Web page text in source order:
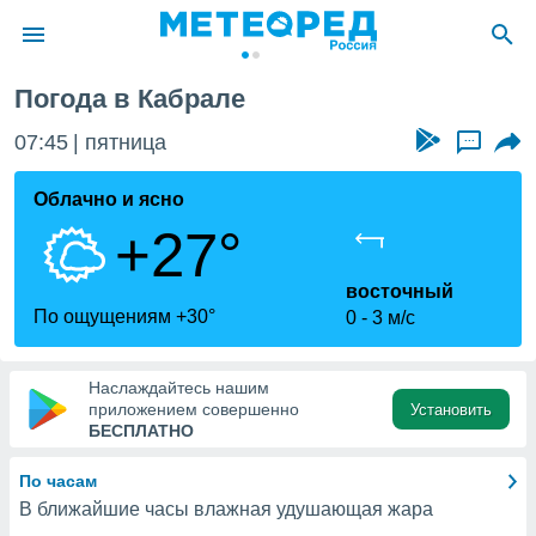
о
Вы можете
к этому
доступ
Погода в Кабрале
07:45 пятница ...
Облачно и ясно
+27°
По ощущениям +30°
восточный
0
3 м/с
Наслаждайтесь нашим
приложением совершенно
БЕСПЛАТНО
Установить
По часам
В ближайшие часы влажная удушающая жара